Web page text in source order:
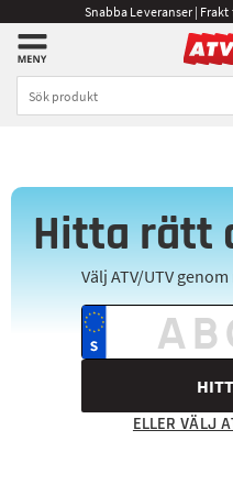
Snabba Leveranser | Frakt
Hitta rätt
Välj ATV/UTV
ELLER VÄLJ